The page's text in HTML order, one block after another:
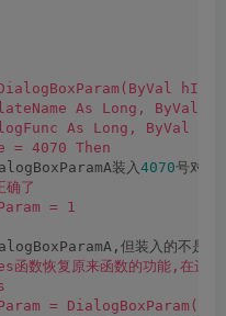
As Long, ByVal
As Long, ByVal
= 4070 Then
装入4070号对话
确了
= 1
但装入的不是
数恢复原来函数的功能,在进行
=